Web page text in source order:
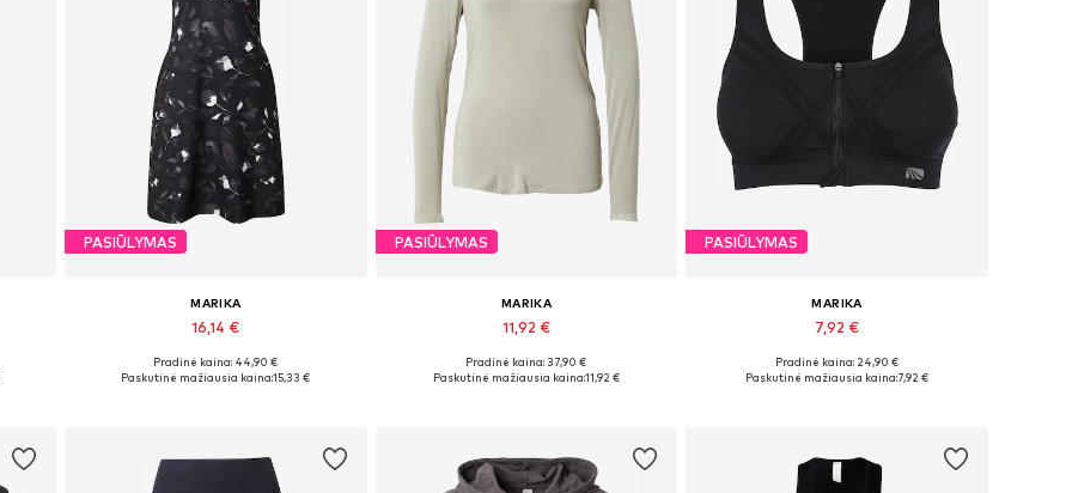
PASIŪLYMAS
MARIKA
16,14 €
Galimi dydžiai: XS, S, M
Pradinė kaina: 44,90 €
Paskutinė mažiausia kaina:15,33 €
PASIŪLYMAS
MARIKA
11,92 €
Galimi dydžiai: M, XL
Pradinė kaina: 37,90 €
Paskutinė mažiausia kaina:11,92 €
PASIŪLYMAS
MARIKA
7,92 €
Galimi dydžiai: XS
Pradinė kaina: 24,90 €
Paskutinė mažiausia kaina:7,92 €